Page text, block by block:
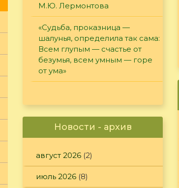
М.Ю. Лермонтова
«Судьба, проказница —
шалунья, определила так сама:
Всем глупым — счастье от
безумья, всем умным — горе
от ума»
Новости - архив
август 2026 (2)
июль 2026 (8)